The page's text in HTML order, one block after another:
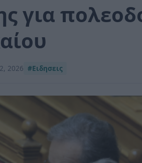
για
2026 #Ειδησεις